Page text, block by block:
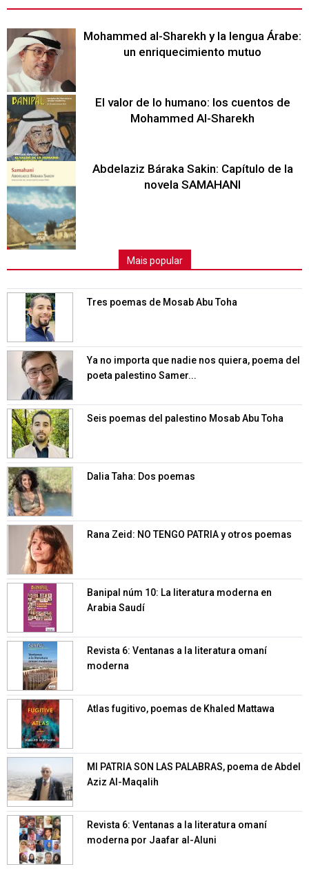
Mohammed al-Sharekh y la lengua Árabe:
un enriquecimiento mutuo
El valor de lo humano: los cuentos de
Mohammed Al-Sharekh
Abdelaziz Báraka Sakin: Capítulo de la
novela SAMAHANI
Mais popular
Tres poemas de Mosab Abu Toha
Ya no importa que nadie nos quiera, poema del
poeta palestino Samer...
Seis poemas del palestino Mosab Abu Toha
Dalia Taha: Dos poemas
Rana Zeid: NO TENGO PATRIA y otros poemas
Banipal núm 10: La literatura moderna en
Arabia Saudí
Revista 6: Ventanas a la literatura omaní
moderna
Atlas fugitivo, poemas de Khaled Mattawa
MI PATRIA SON LAS PALABRAS, poema de Abdel
Aziz Al-Maqalih
Revista 6: Ventanas a la literatura omaní
moderna por Jaafar al-Aluni